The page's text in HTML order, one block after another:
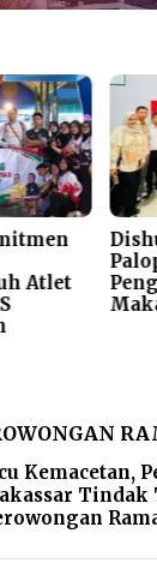
Atlet
Kemacetan,
Tindak